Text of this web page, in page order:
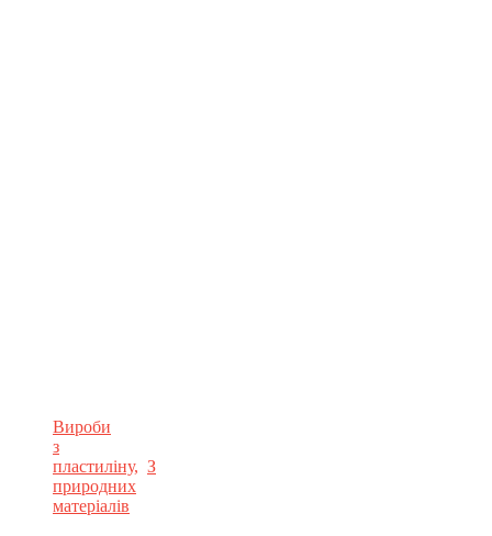
Вироби
з
пластиліну, З
природних
матеріалів